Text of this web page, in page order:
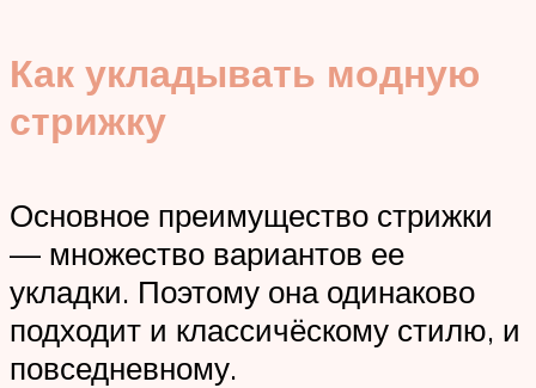
Как укладывать модную
стрижку
Основное преимущество стрижки
— множество вариантов ее
укладки. Поэтому она одинаково
подходит и классичёскому стилю, и
повседневному.